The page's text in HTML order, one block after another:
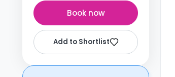
Book now
Add to Shortlist